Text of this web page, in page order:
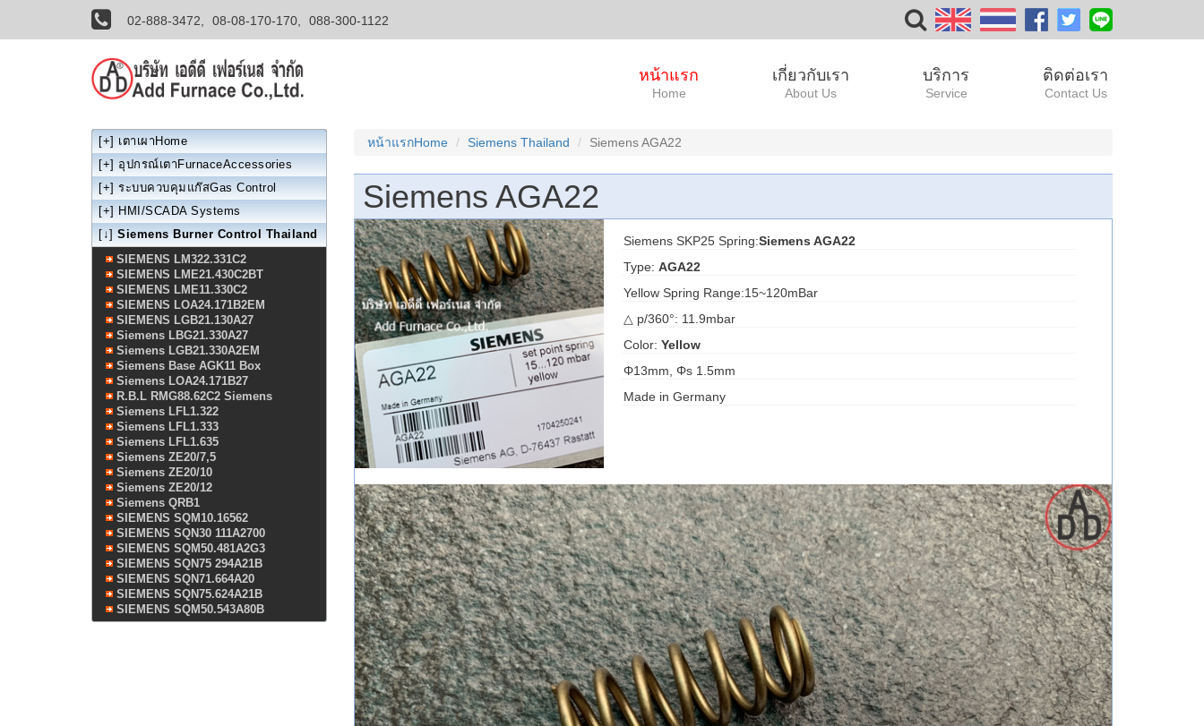
02-888-3472, 08-08-170-170, 088-300-1122
หน้าแรก
Home
เกี่ยวกับเรา
About Us
บริการ
Service
ติดต่อเรา
Contact Us
หน้าแรกHome Siemens Thailand Siemens AGA22
Siemens AGA22
Siemens SKP25 Spring:Siemens AGA22
Type: AGA22
Yellow Spring Range:15~120mBar
△ p/360°: 11.9mbar
Color: Yellow
Φ13mm, Φs 1.5mm
Made in Germany
[+] เตาเผาHome
[+] อุปกรณ์เตาFurnaceAccessories
[+] ระบบควบคุมแก๊สGas Control
[+] HMI/SCADA Systems
[↓] Siemens Burner Control Thailand
SIEMENS LM322.331C2
SIEMENS LME21.430C2BT
SIEMENS LME11.330C2
SIEMENS LOA24.171B2EM
SIEMENS LGB21.130A27
Siemens LBG21.330A27
Siemens LGB21.330A2EM
Siemens Base AGK11 Box
Siemens LOA24.171B27
R.B.L RMG88.62C2 Siemens
Siemens LFL1.322
Siemens LFL1.333
Siemens LFL1.635
Siemens ZE20/7,5
Siemens ZE20/10
Siemens ZE20/12
Siemens QRB1
SIEMENS SQM10.16562
SIEMENS SQN30 111A2700
SIEMENS SQM50.481A2G3
SIEMENS SQN75 294A21B
SIEMENS SQN71.664A20
SIEMENS SQN75.624A21B
SIEMENS SQM50.543A80B